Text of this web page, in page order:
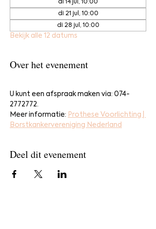
di 14 jul, 10:00
di 21 jul, 10:00
di 28 jul, 10:00
Bekijk alle 12 datums
Over het evenement
U kunt een afspraak maken via: 074-
2772772.
Meer informatie: Prothese Voorlichting |
Borstkankervereniging Nederland
Deel dit evenement